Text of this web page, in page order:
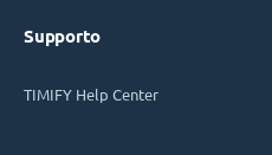
Supporto
TIMIFY Help Center